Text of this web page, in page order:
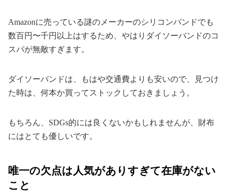
Amazonに売っている謎のメーカーのシリコンバンドでも
数百円〜千円以上はするため、やはりダイソーバンドのコ
スパが無敵すぎます。
ダイソーバンドは、もはや交通費よりも安いので、見つけ
た時は、何本か買ってストックしておきましょう。
もちろん、SDGs的には良くないかもしれませんが、財布
にはとても優しいです。
唯一の欠点は人気がありすぎて在庫がない
こと